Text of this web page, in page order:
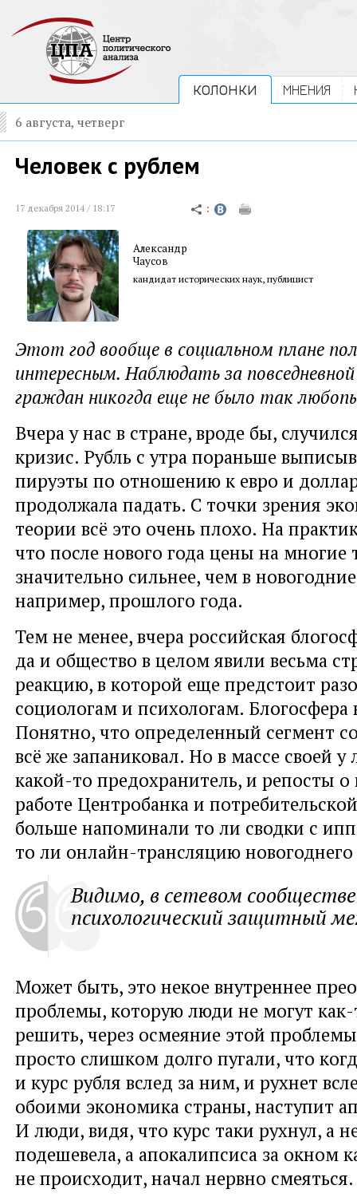
КОЛОНКИ МНЕНИЯ
6 августа, четверг
Человек с рублем
17 декабря 2014 / 18:17
Александр
Чаусов
кандидат исторических наук, публицист
Этот год вообще в социальном плане
интересным. Наблюдать за
граждан никогда еще не было так
Вчера у нас в стране, вроде бы,
кризис. Рубль с утра пораньше
пируэты по отношению к евро и
продолжала падать. С точки зрения
теории всё это очень плохо. На
что после нового года цены на многие
значительно сильнее, чем в
например, прошлого года.
Тем не менее, вчера российская
да и общество в целом явили весьма
реакцию, в которой еще предстоит
социологам и психологам. Блогосфера
Понятно, что определенный сегмент
всё же запаниковал. Но в массе своей
какой-то предохранитель, и репосты о
работе Центробанка и
больше напоминали то ли сводки с
то ли онлайн-трансляцию новогоднего
Видимо, в сетевом
психологический защитный
Может быть, это некое внутреннее
проблемы, которую люди не могут
решить, через осмеяние этой
просто слишком долго пугали, что
и курс рубля вслед за ним, и рухнет
обоими экономика страны, наступит
И люди, видя, что курс таки рухнул, а
подешевела, а апокалипсиса за окном
не происходит, начал нервно смеяться.